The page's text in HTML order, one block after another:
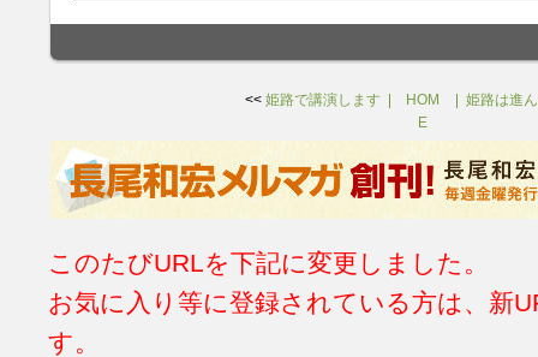
<< 姫路で講演します
HOM
E
姫路は進
このたびURLを下記に変更しました。
お気に入り等に登録されている方は、新
す。